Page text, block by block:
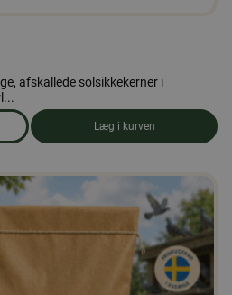
afskallede solsikkekerner i
Solsikkekerner 5 kg
Læg i kurven